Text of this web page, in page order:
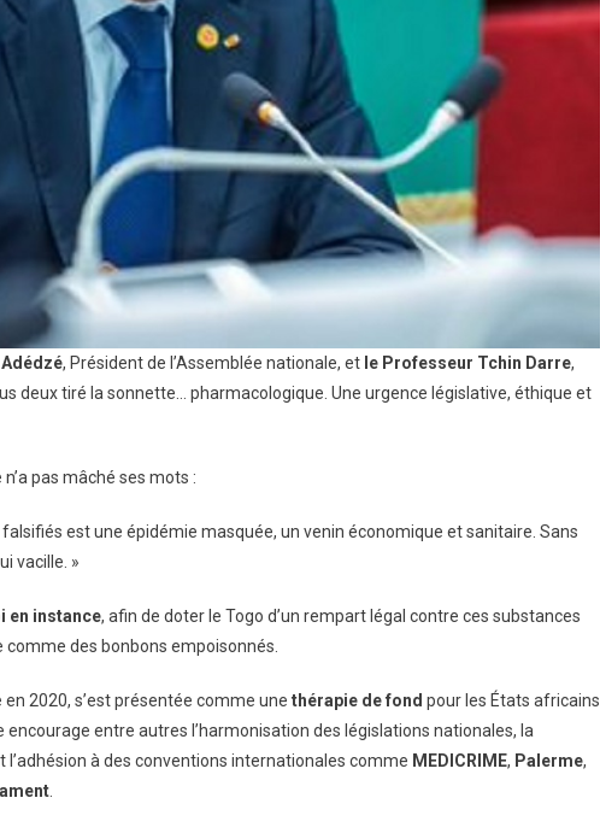
, Président de l’Assemblée nationale, et le Professeur Tchin Darre,
deux tiré la sonnette… pharmacologique. Une urgence législative, éthique et
pas mâché ses mots :
est une épidémie masquée, un venin économique et sanitaire. Sans
vacille. »
en instance, afin de doter le Togo d’un rempart légal contre ces substances
des bonbons empoisonnés.
en 2020, s’est présentée comme une thérapie de fond pour les États africains
entre autres l’harmonisation des législations nationales, la
à des conventions internationales comme MEDICRIME, Palerme,